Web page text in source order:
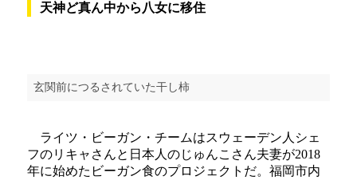
天神ど真ん中から八女に移住
玄関前につるされていた干し柿
ライツ・ビーガン・チームはスウェーデン人シェ
フのリキャさんと日本人のじゅんこさん夫妻が2018
年に始めたビーガン食のプロジェクトだ。福岡市内